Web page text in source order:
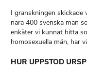
I granskningen skickade
nära 400 svenska män
enkäter vi kunnat hitta
HUR UPPSTOD